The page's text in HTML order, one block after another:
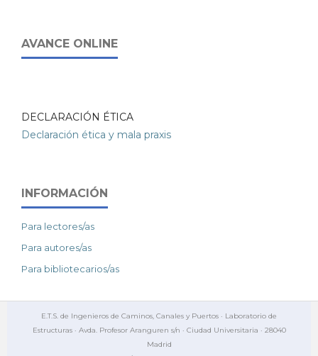
AVANCE ONLINE
DECLARACIÓN ÉTICA
Declaración ética y mala praxis
INFORMACIÓN
Para lectores/as
Para autores/as
Para bibliotecarios/as
E.T.S. de Ingenieros de Caminos, Canales y Puertos · Laboratorio de
Estructuras · Avda. Profesor Aranguren s/n · Ciudad Universitaria · 28040
Madrid